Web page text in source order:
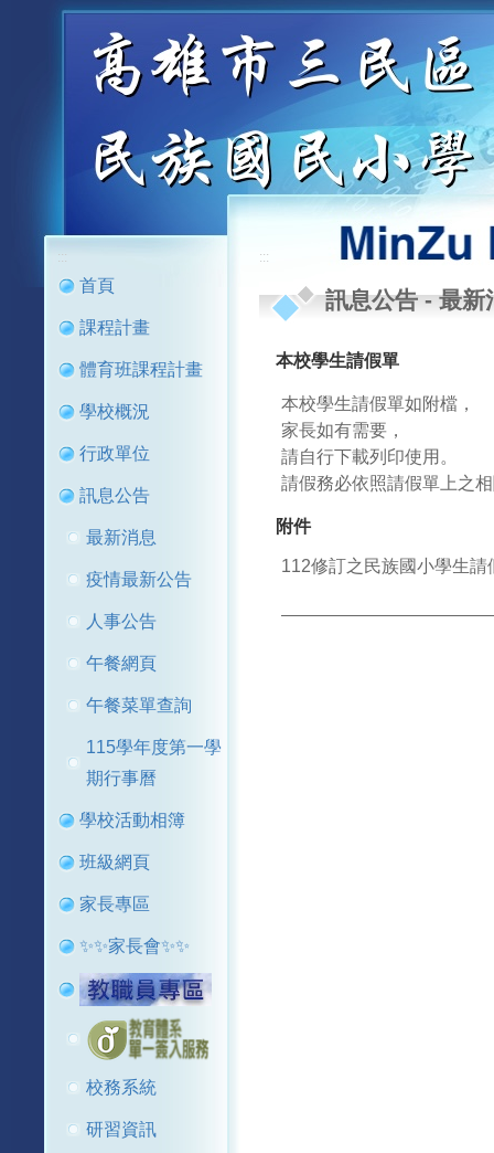
:::
首頁
課程計畫
體育班課程計畫
學校概況
行政單位
訊息公告
最新消息
疫情最新公告
人事公告
午餐網頁
午餐菜單查詢
115學年度第一學
期行事曆
學校活動相簿
班級網頁
家長專區
✨✨家長會✨✨
校務系統
研習資訊
:::
訊息公告-最新
本校學生請假單
本校學生請假單如附檔，
家長如有需要，
請自行下載列印使用。
請假務必依照請假單上之
附件
112修訂之民族國小學生請